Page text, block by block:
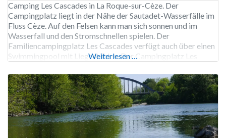
Camping Les Cascades in La Roque-sur-Cèze. Der
Campingplatz liegt in der Nähe der Sautadet-Wasserfälle im
Fluss Cèze. Auf den Felsen kann man sich sonnen und im
Wasserfall und den Stromschnellen spielen. Der
Familiencampingplatz Les Cascades verfügt auch über einen
Swimmingpool mit Liegestühlen. Der Campingplatz Les
136 Stellplätze, Vermietung von Stellplätzen,
Weiterlesen …